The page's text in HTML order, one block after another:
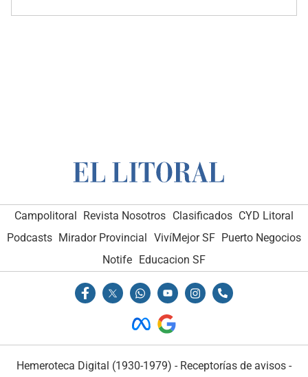
Campolitoral Revista Nosotros Clasificados CYD Litoral
Podcasts Mirador Provincial VivíMejor SF Puerto Negocios
Notife Educacion SF
Hemeroteca Digital (1930-1979) - Receptorías de avisos -